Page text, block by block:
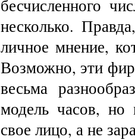
бесчисленного
несколько.
личное мнение,
Возможно, эти
весьма
модель часов,
свое лицо, а не